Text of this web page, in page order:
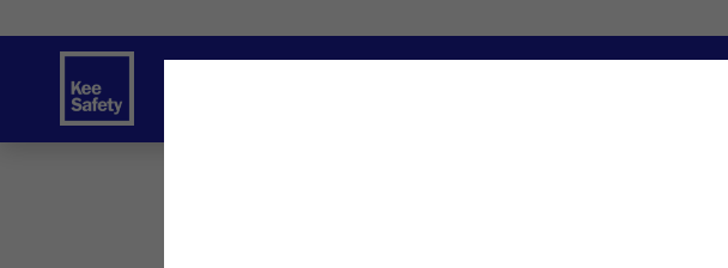
Sicher und effizient agieren in
Sicher und effizient